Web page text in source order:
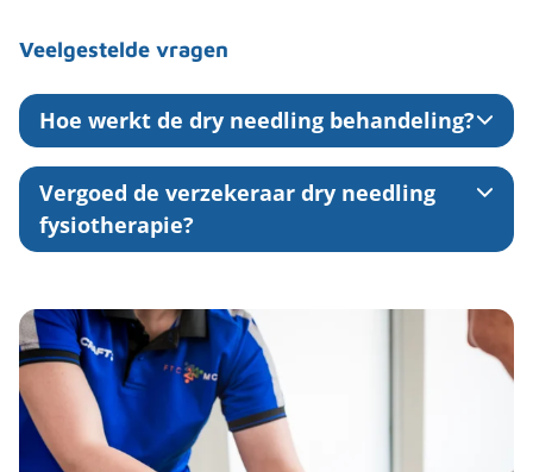
Veelgestelde vragen
Hoe werkt de dry needling behandeling?
Vergoed de verzekeraar dry needling
fysiotherapie?